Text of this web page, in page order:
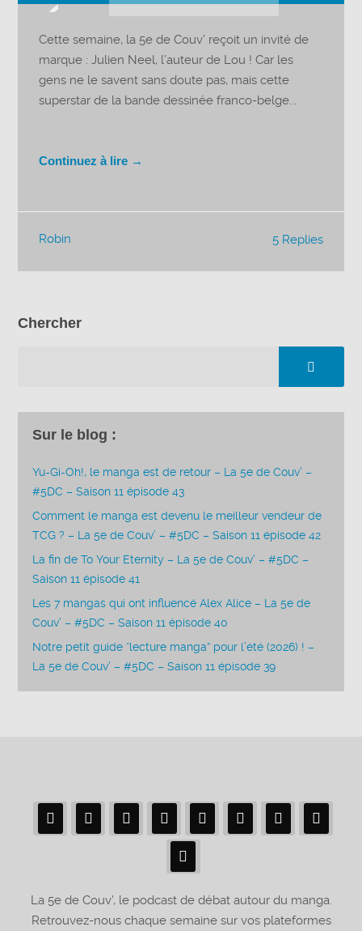
audio
Cette semaine, la 5e de Couv’ reçoit un invité de
marque : Julien Neel, l’auteur de Lou ! Car les
gens ne le savent sans doute pas, mais cette
superstar de la bande dessinée franco-belge...
Continuez à lire →
5 Replies
Robin
Chercher
Sur le blog :
Yu-Gi-Oh!, le manga est de retour – La 5e de Couv’ –
#5DC – Saison 11 épisode 43
Comment le manga est devenu le meilleur vendeur de
TCG ? – La 5e de Couv’ – #5DC – Saison 11 épisode 42
La fin de To Your Eternity – La 5e de Couv’ – #5DC –
Saison 11 épisode 41
Les 7 mangas qui ont influencé Alex Alice – La 5e de
Couv’ – #5DC – Saison 11 épisode 40
Notre petit guide “lecture manga” pour l’été (2026) ! –
La 5e de Couv’ – #5DC – Saison 11 épisode 39
La 5e de Couv', le podcast de débat autour du manga.
Retrouvez-nous chaque semaine sur vos plateformes